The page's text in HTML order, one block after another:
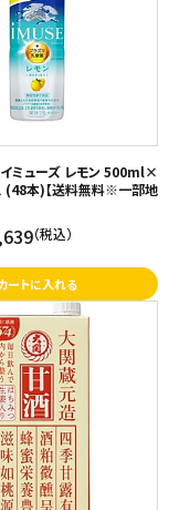
ミューズ レモン 500ml×
(48本)【送料無料※一部地
（税込）
ートに入れる